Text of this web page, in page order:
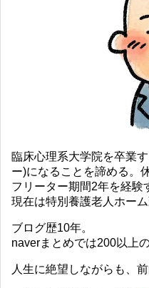
臨床心理系大学院を卒業
ー)になることを諦める。
フリーター期間2年を経験
現在は特別養護老人ホーム
ブログ歴10年。
naverまとめでは200以上
人生に絶望しながらも、